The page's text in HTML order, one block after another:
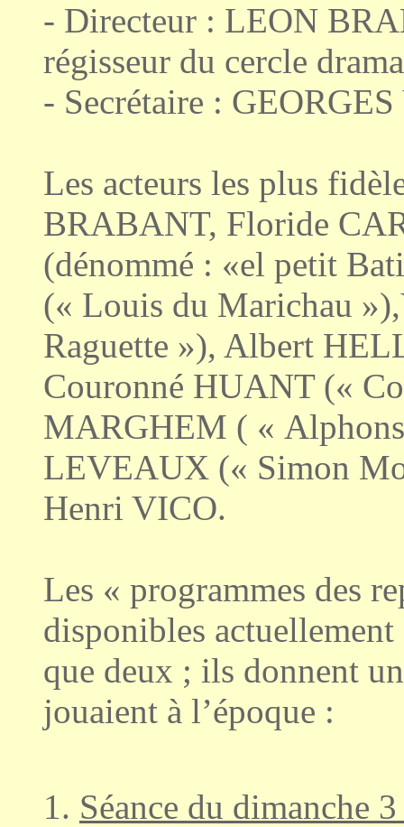
- Directeur : LEON
régisseur du cercle
- Secrétaire :
Les acteurs les plus
BRABANT, Floride
(dénommé : «el petit
(« Louis du Marichau
Raguette »), Albert
Couronné HUANT («
MARGHEM ( «
LEVEAUX (« Simon
Henri VICO.
Les « programmes des
disponibles actuellement
que deux ; ils donnent
jouaient à l’époque :
Séance du dimanche